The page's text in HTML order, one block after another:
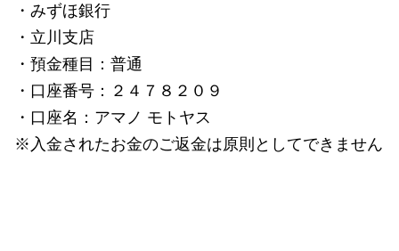
・みずほ銀行
・立川支店
・預金種目：普通
・口座番号：２４７８２０９
・口座名：アマノ モトヤス
※入金されたお金のご返金は原則としてできません